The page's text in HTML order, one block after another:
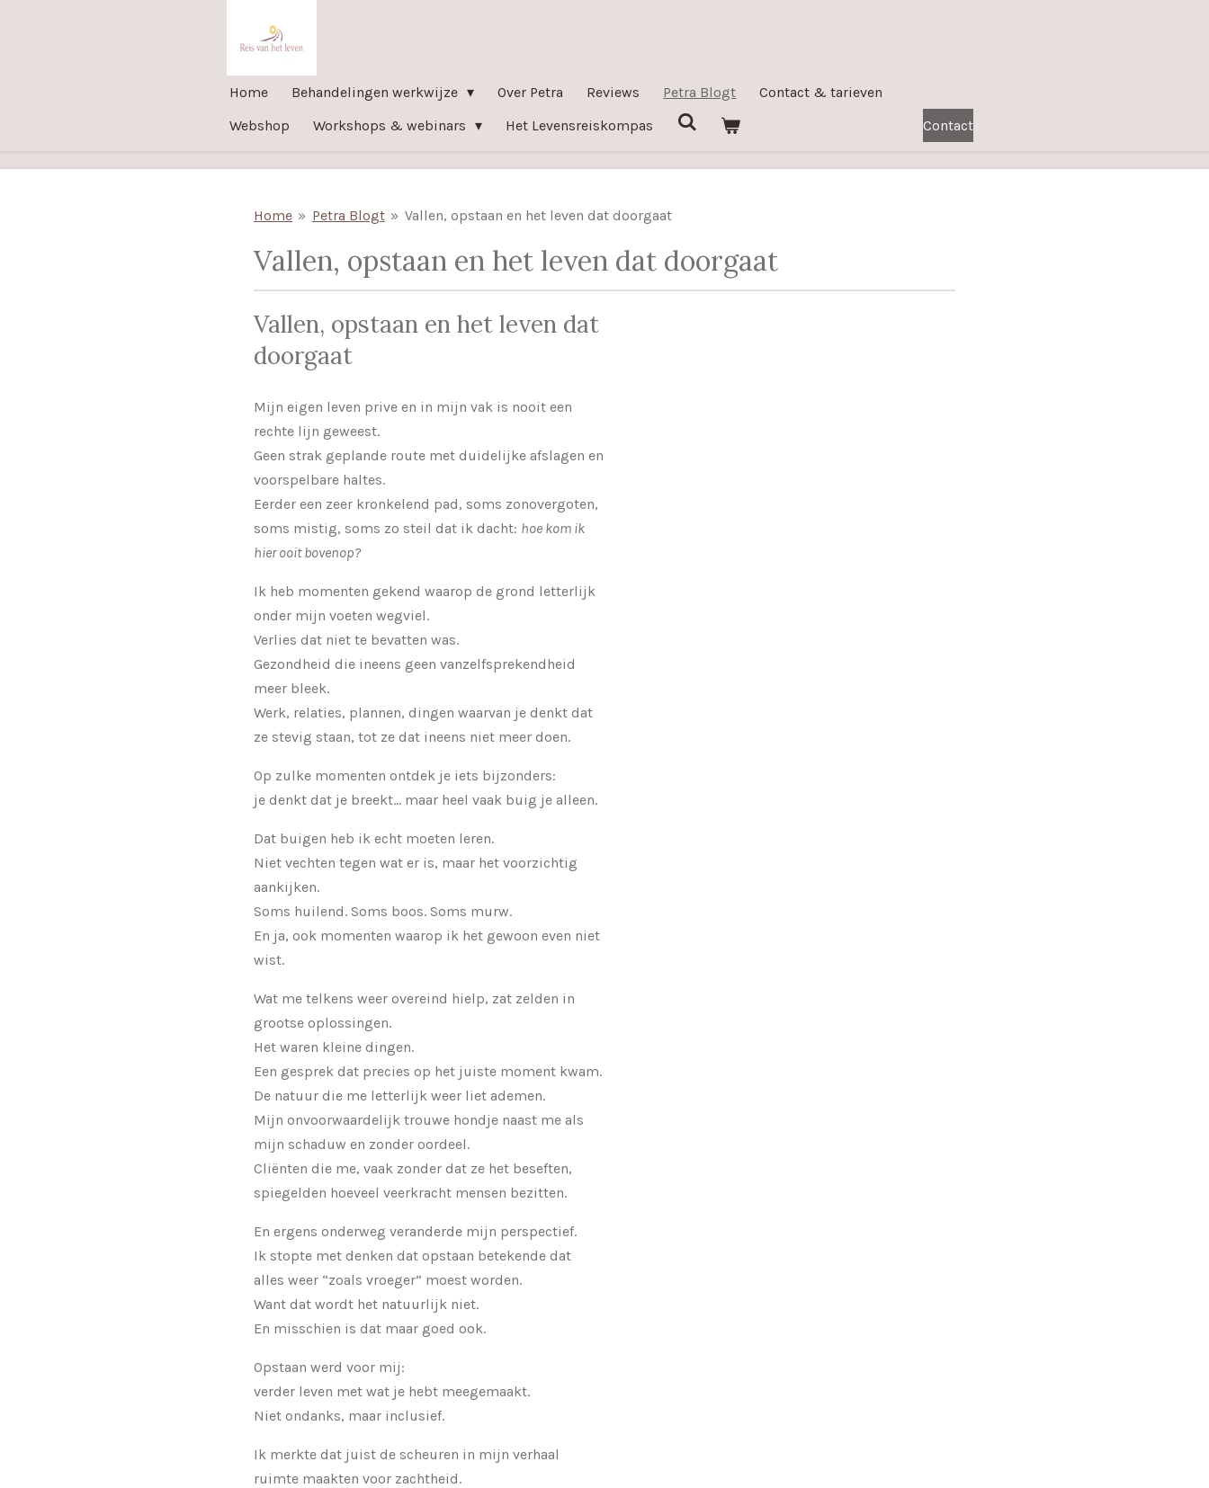
Home Behandelingen werkwijze Over Petra Reviews Petra Blogt
Contact & tarieven
Webshop
Workshops & webinars Het Levensreiskompas Contact
Home » Petra Blogt » Vallen, opstaan en het leven dat doorgaat
Vallen, opstaan en het leven dat doorgaat
Vallen, opstaan en het leven dat
doorgaat
Mijn eigen leven prive en in mijn vak is nooit een
rechte lijn geweest.
Geen strak geplande route met duidelijke afslagen en
voorspelbare haltes.
Eerder een zeer kronkelend pad, soms zonovergoten,
soms mistig, soms zo steil dat ik dacht: hoe kom ik
hier ooit bovenop?
Ik heb momenten gekend waarop de grond letterlijk
onder mijn voeten wegviel.
Verlies dat niet te bevatten was.
Gezondheid die ineens geen vanzelfsprekendheid
meer bleek.
Werk, relaties, plannen, dingen waarvan je denkt dat
ze stevig staan, tot ze dat ineens niet meer doen.
Op zulke momenten ontdek je iets bijzonders:
je denkt dat je breekt… maar heel vaak buig je alleen.
Dat buigen heb ik echt moeten leren.
Niet vechten tegen wat er is, maar het voorzichtig
aankijken.
Soms huilend. Soms boos. Soms murw.
En ja, ook momenten waarop ik het gewoon even niet
wist.
Wat me telkens weer overeind hielp, zat zelden in
grootse oplossingen.
Het waren kleine dingen.
Een gesprek dat precies op het juiste moment kwam.
De natuur die me letterlijk weer liet ademen.
Mijn onvoorwaardelijk trouwe hondje naast me als
mijn schaduw en zonder oordeel.
Cliënten die me, vaak zonder dat ze het beseften,
spiegelden hoeveel veerkracht mensen bezitten.
En ergens onderweg veranderde mijn perspectief.
Ik stopte met denken dat opstaan betekende dat
alles weer “zoals vroeger” moest worden.
Want dat wordt het natuurlijk niet.
En misschien is dat maar goed ook.
Opstaan werd voor mij:
verder leven met wat je hebt meegemaakt.
Niet ondanks, maar inclusief.
Ik merkte dat juist de scheuren in mijn verhaal
ruimte maakten voor zachtheid.